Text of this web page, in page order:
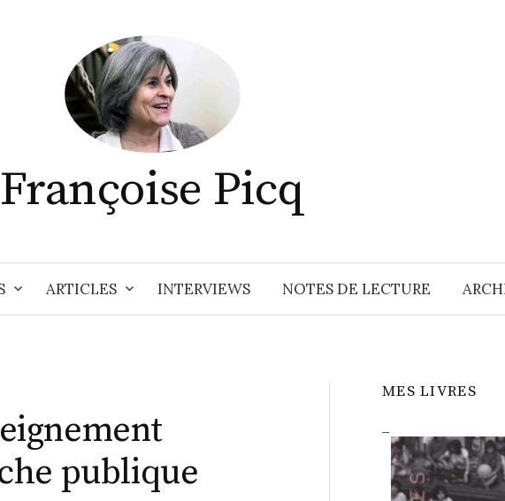
Françoise Picq
ARTICLES INTERVIEWS NOTES DE LECTURE
publique
MES LIVRES